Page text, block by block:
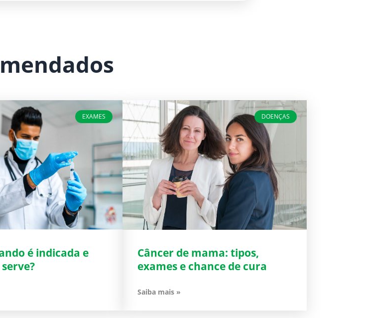
EXAMES
é indicada e
DOENÇAS
Câncer de mama: tipos,
exames e chance de cura
Saiba mais »